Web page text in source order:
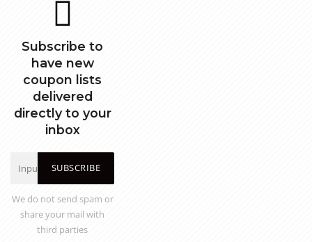
Subscribe to
have new
coupon lists
delivered
directly to your
inbox
SUBSCRIBE
We do not send spam or
share your mail with
third parties